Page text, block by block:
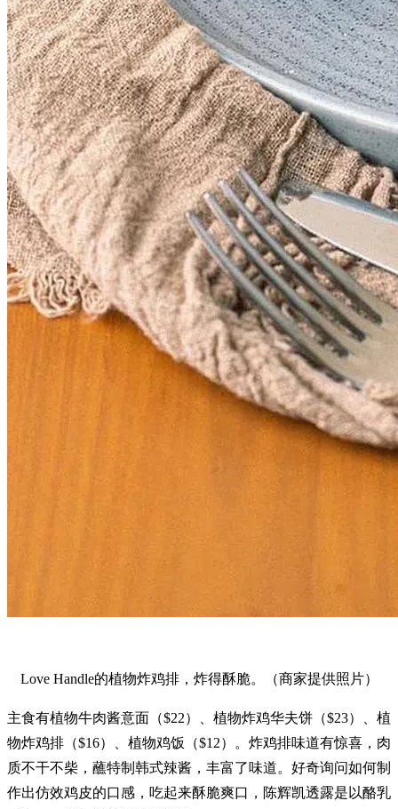
Love Handle的植物炸鸡排，炸得酥脆。（商家提供照片）
主食有植物牛肉酱意面（$22）、植物炸鸡华夫饼（$23）、植
物炸鸡排（$16）、植物鸡饭（$12）。炸鸡排味道有惊喜，肉
质不干不柴，蘸特制韩式辣酱，丰富了味道。好奇询问如何制
作出仿效鸡皮的口感，吃起来酥脆爽口，陈辉凯透露是以酪乳